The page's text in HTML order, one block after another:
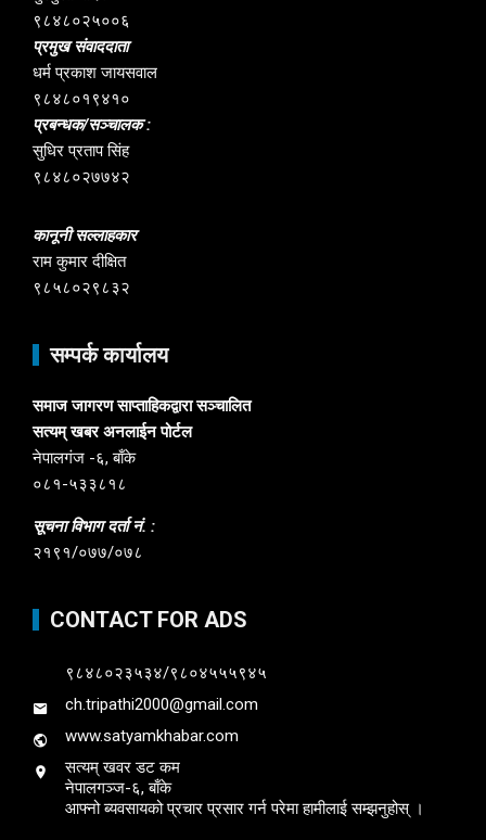
९८४८०२५००६
प्रमुख संवाददाता
धर्म प्रकाश जायसवाल
९८४८०१९४१०
प्रबन्धक/सञ्चालक :
सुधिर प्रताप सिंह
९८४८०२७७४२
कानूनी सल्लाहकार
राम कुमार दीक्षित
९८५८०२९८३२
सम्पर्क कार्यालय
समाज जागरण साप्ताहिकद्वारा सञ्चालित
सत्यम् खबर अनलाईन पोर्टल
नेपालगंज -६, बाँके
०८१-५३३८१८
सूचना विभाग दर्ता नं. :
२१९१/०७७/०७८
CONTACT FOR ADS
९८४८०२३५३४/९८०४५५५९४५
ch.tripathi2000@gmail.com
www.satyamkhabar.com
सत्यम् खवर डट कम
नेपालगञ्ज-६, बाँके
आफ्नो ब्यवसायको प्रचार प्रसार गर्न परेमा हामीलाई सम्झनुहोस् ।